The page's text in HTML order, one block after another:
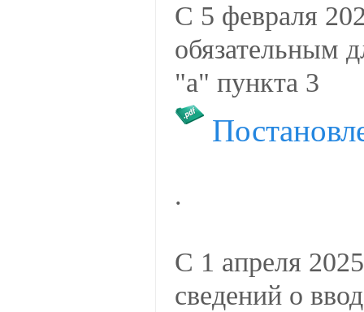
С 5 февраля
обязательным
"а" пункта 3
.
С 1 апреля
сведений о